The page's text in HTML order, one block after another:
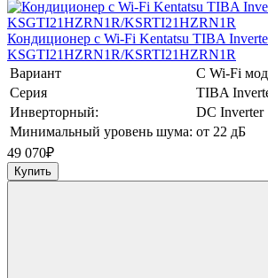
Кондиционер с Wi-Fi Kentatsu TIBA
KSGTI21HZRN1R/KSRTI21HZRN1R
Вариант
С Wi-Fi
Серия
TIBA
Инверторный:
DC Inverter
Минимальный уровень шума: от 22 дБ
49 070₽
Купить